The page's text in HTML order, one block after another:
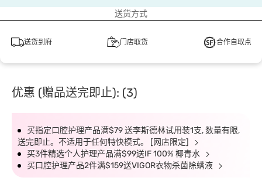
送货方式
送货到府 门店取货 合作自取点
优惠 (赠品送完即止): (3)
买指定口腔护理产品满$79 送李斯德林试用装1支, 数量有限,
送完即止。不适用于任何特快模式。 [网店限定]
买3件精选个人护理产品满$99送IF 100% 椰青水
买口腔护理产品2件满$159送VIGOR衣物杀菌除螨液